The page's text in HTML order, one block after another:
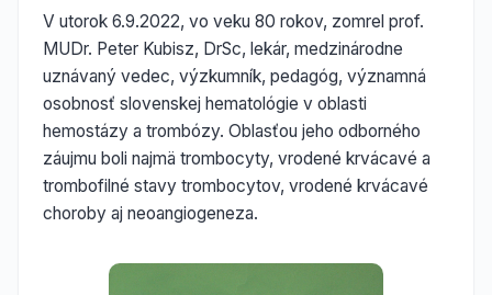
V utorok 6.9.2022, vo veku 80 rokov, zomrel prof.
MUDr. Peter Kubisz, DrSc, lekár, medzinárodne
uznávaný vedec, výzkumník, pedagóg, významná
osobnosť slovenskej hematológie v oblasti
hemostázy a trombózy. Oblasťou jeho odborného
záujmu boli najmä trombocyty, vrodené krvácavé a
trombofilné stavy trombocytov, vrodené krvácavé
choroby aj neoangiogeneza.